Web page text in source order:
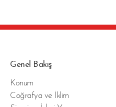
Genel Bakış
Konum
Coğrafya ve İklim